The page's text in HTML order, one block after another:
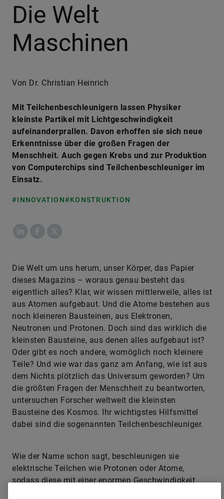
Die Welt
Maschinen
Von Dr. Christian Heinrich
Mit Teilchenbeschleunigern lassen Physiker
kleinste Partikel mit Lichtgeschwindigkeit
aufeinanderprallen. Davon erhoffen sie sich neue
Erkenntnisse über die großen Fragen der
Menschheit. Auch gegen Krebs und zur Produktion
von Computerchips sind Teilchenbeschleuniger im
Einsatz.
#INNOVATION#KONSTRUKTION
LinkedInFacebook
X
Die Welt um uns herum, unser Körper, das Papier
dieses Magazins – woraus genau besteht das
eigentlich alles? Klar, wir wissen mittlerweile, alles ist
aus Atomen aufgebaut. Und die Atome bestehen aus
noch kleineren Bausteinen, aus Elektronen,
Neutronen und Protonen. Doch sind das wirklich die
kleinsten Bausteine, aus denen alles aufgebaut ist?
Oder gibt es noch andere, womöglich noch kleinere
Teile? Und wie war das ganz am Anfang, wie ist aus
dem Nichts plötzlich das Universum geworden? Um
die größten Fragen der Menschheit zu beantworten,
untersuchen Forscher weltweit die kleinsten
Bausteine des Kosmos. Ihr wichtigstes Hilfsmittel
dabei sind die sogenannten Teilchenbeschleuniger.
Wie der Name schon sagt, beschleunigen sie
elektrische Teilchen wie Protonen oder Atome,
sodass diese mit einer enormen Geschwindigkeit